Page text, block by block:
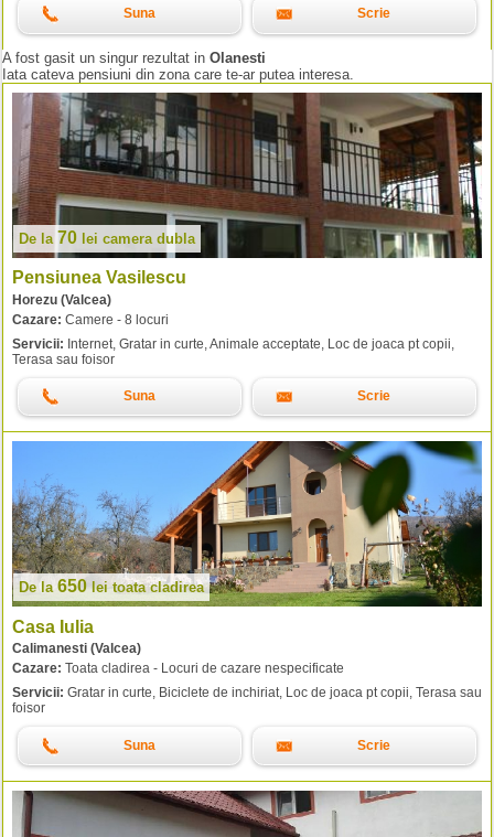
Suna Scrie
A fost gasit un singur rezultat in Olanesti
Iata cateva pensiuni din zona care te-ar putea interesa.
De la 70 lei camera dubla
Pensiunea Vasilescu
Horezu (Valcea)
Cazare: Camere - 8 locuri
Servicii: Internet, Gratar in curte, Animale acceptate, Loc de joaca pt copii,
Terasa sau foisor
Suna Scrie
De la 650leitoata cladirea
Casa Iulia
Calimanesti (Valcea)
Cazare: Toata cladirea - Locuri de cazare nespecificate
Servicii: Gratar in curte, Biciclete de inchiriat, Loc de joaca pt copii, Terasa sau
foisor
Suna Scrie